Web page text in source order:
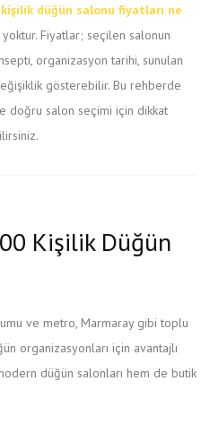
düğün salonu fiyatları ne
Fiyatlar; seçilen salonun
organizasyon tarihi, sunulan
gösterebilir. Bu rehberde
doğru salon seçimi için dikkat
Kişilik Düğün
ve metro, Marmaray gibi toplu
organizasyonları için avantajlı
düğün salonları hem de butik